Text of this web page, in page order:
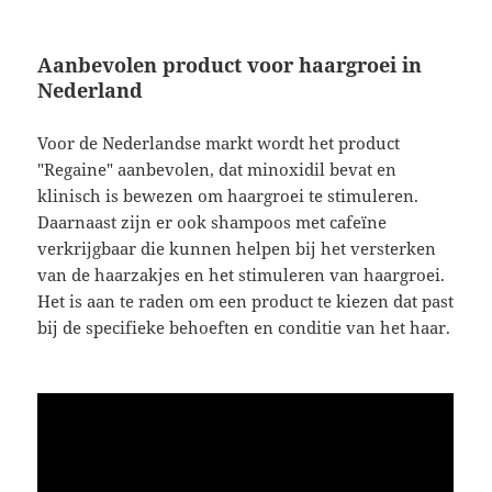
Aanbevolen product voor haargroei in
Nederland
Voor de Nederlandse markt wordt het product
"Regaine" aanbevolen, dat minoxidil bevat en
klinisch is bewezen om haargroei te stimuleren.
Daarnaast zijn er ook shampoos met cafeïne
verkrijgbaar die kunnen helpen bij het versterken
van de haarzakjes en het stimuleren van haargroei.
Het is aan te raden om een product te kiezen dat past
bij de specifieke behoeften en conditie van het haar.